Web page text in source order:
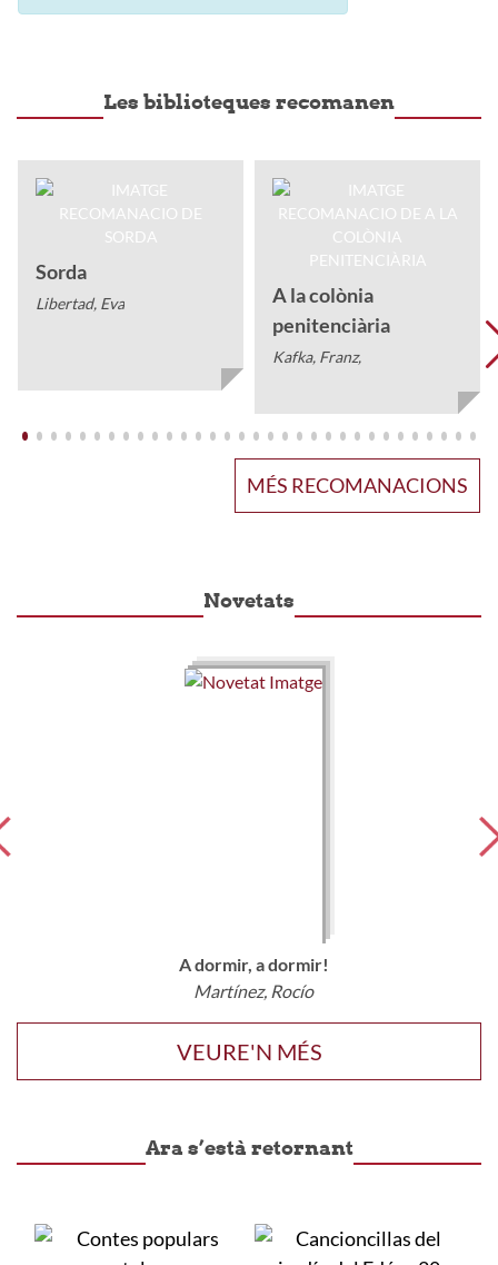
Les biblioteques recomanen
Sorda
Libertad, Eva
A la colònia
penitenciària
Kafka, Franz,
MÉS RECOMANACIONS
Novetats
A dormir, a dormir!
Martínez, Rocío
VEURE'N MÉS
Ara s’està retornant